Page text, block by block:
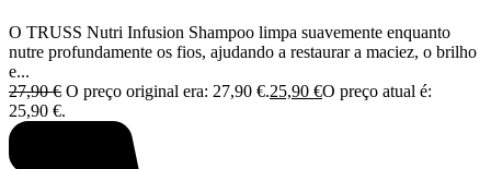
O TRUSS Nutri Infusion Shampoo limpa suavemente enquanto
nutre profundamente os fios, ajudando a restaurar a maciez, o brilho
e...
27,90€ O preço original era: 27,90 €.25,90 €O preço atual é:
25,90 €.